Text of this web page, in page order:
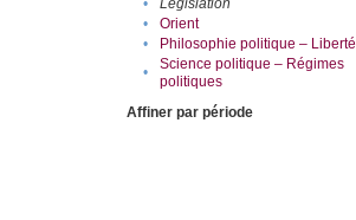
•
Législation
•
Orient
•
Philosophie politique – Liberté
•
Science politique – Régimes
politiques
Affiner par période